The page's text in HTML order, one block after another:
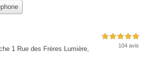
1 Rue des Frères Lumière,
5,0 étoiles sur 5
104 avis